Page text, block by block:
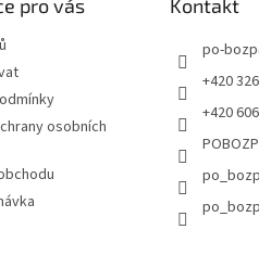
pro vás
osobních
Kontakt
po-bozp
+420
+420
POBOZP
po_bozp
po_bozp